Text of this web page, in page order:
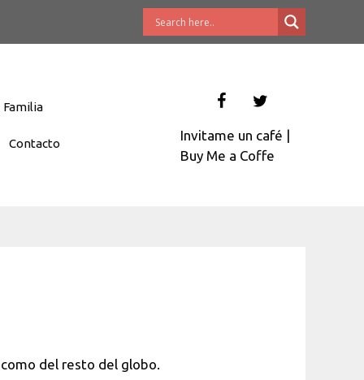
Familia
Contacto
Invitame un café |
Buy Me a Coffe
del resto del globo.